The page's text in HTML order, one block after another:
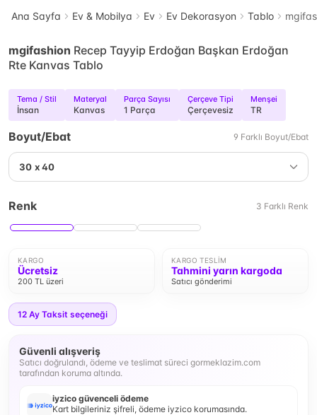
Ana Sayfa Ev & Mobilya Ev Ev Dekorasyon Tablo
mgifashion Recep Tayyip Erdoğan Başkan Erdoğan
Rte Kanvas Tablo
Tema / Stil
İnsan
Materyal
Kanvas
Parça Sayısı
1 Parça
Çerçeve Tipi
Çerçevesiz
Menşei
TR
Boyut/Ebat 9 Farklı Boyut/Ebat
30 x 40
Renk 3 Farklı Renk
KARGO
Ücretsiz
200 TL üzeri
KARGO TESLIM
Tahmini yarın kargoda
Satıcı gönderimi
12 Ay Taksit seçeneği
Güvenli alışveriş
Satıcı doğrulandı, ödeme ve teslimat süreci gormeklazim.com
tarafından koruma altında.
iyzico güvenceli ödeme
Kart bilgileriniz şifreli, ödeme iyzico korumasında.